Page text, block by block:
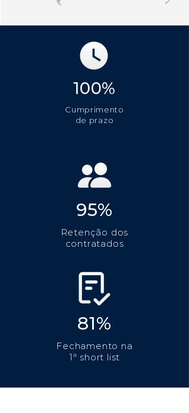
100%
Cumprimento
de prazo
95%
Retenção dos
contratados
81%
Fechamento na
1ª short list